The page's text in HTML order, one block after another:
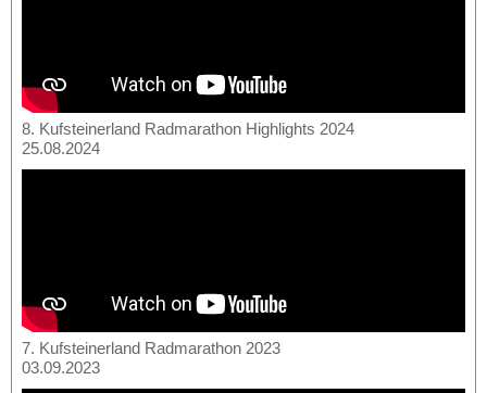
8. Kufsteinerland Radmarathon Highlights 2024
25.08.2024
7. Kufsteinerland Radmarathon 2023
03.09.2023